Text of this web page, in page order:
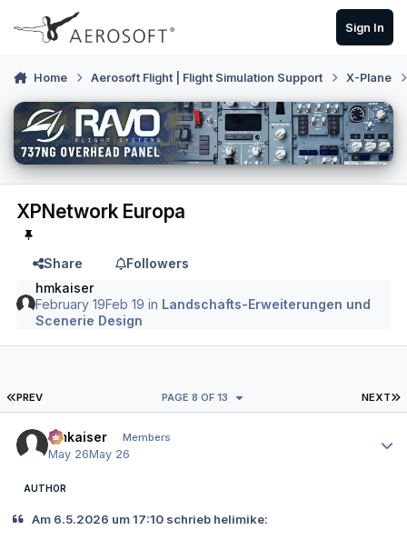
Skip to content
Sign In
Home Aerosoft Flight | Flight Simulation Support X-Plane
XPNetwork Europa
Share
Followers
hmkaiser
February 19Feb 19 in Landschafts-Erweiterungen und
Scenerie Design
FIRST PAGE
PREV NEXT
PAGE 8 OF 13
hmkaiser Members
May 26May 26
AUTHOR
Am 6.5.2026 um 17:10 schrieb helimike: